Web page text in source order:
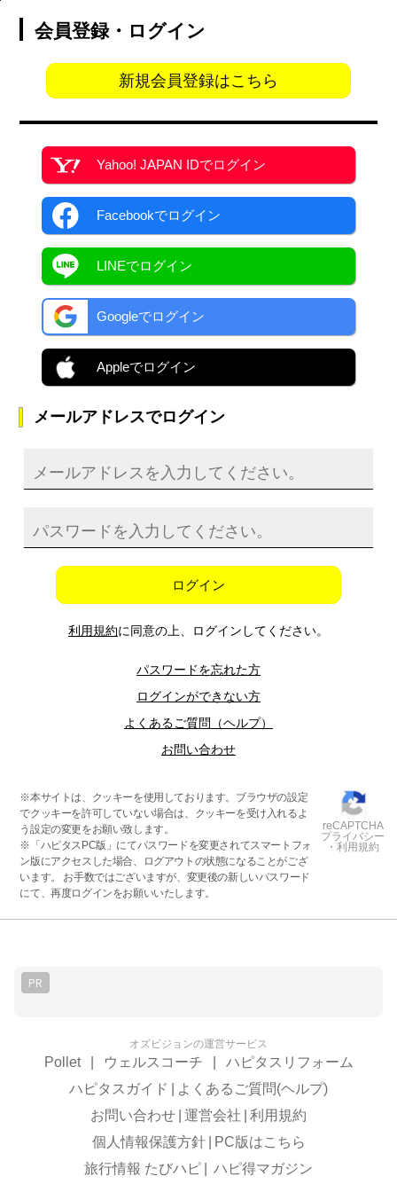
会員登録・ログイン
新規会員登録はこちら
Yahoo! JAPAN IDでログイン
Facebookでログイン
LINEでログイン
Googleでログイン
Appleでログイン
メールアドレスでログイン
ログイン
利用規約に同意の上、ログインしてください。
パスワードを忘れた方
ログインができない方
よくあるご質問（ヘルプ）
お問い合わせ
※本サイトは、クッキーを使用しております。ブラウザの設定
でクッキーを許可していない場合は、クッキーを受け入れるよ
う設定の変更をお願い致します。
※「ハピタスPC版」にてパスワードを変更されてスマートフォ
ン版にアクセスした場合、ログアウトの状態になることがござ
います。 お手数ではございますが、変更後の新しいパスワード
にて、再度ログインをお願いいたします。
reCAPTCHA
プライバシー
・利用規約
PR
オズビジョンの運営サービス
Pollet ウェルスコーチ
ハピタスリフォーム
ハピタスガイド
よくあるご質問(ヘルプ)
お問い合わせ 運営会社
利用規約
個人情報保護方針
PC版はこちら
旅行情報 たびハピ
ハピ得マガジン